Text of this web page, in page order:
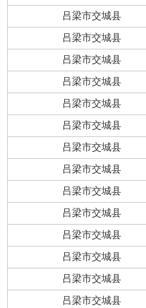
吕梁市交城县
吕梁市交城县
吕梁市交城县
吕梁市交城县
吕梁市交城县
吕梁市交城县
吕梁市交城县
吕梁市交城县
吕梁市交城县
吕梁市交城县
吕梁市交城县
吕梁市交城县
吕梁市交城县
吕梁市交城县